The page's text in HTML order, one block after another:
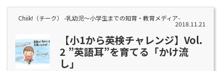
Chiik!（チーク） -乳幼児〜小学生までの知育・教育メディア-
2018.11.21
【小1から英検チャレンジ】Vol.
2 ”英語耳”を育てる「かけ流
し」